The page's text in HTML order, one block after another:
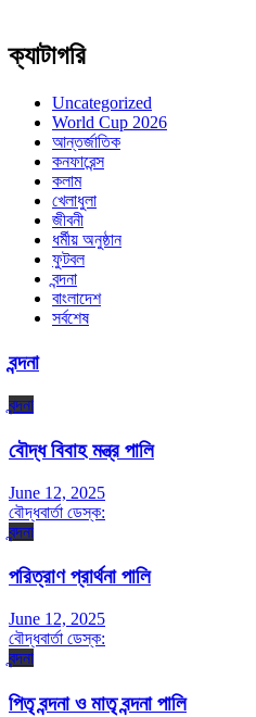
ক্যাটাগরি
Uncategorized
World Cup 2026
আন্তর্জাতিক
কনফারেন্স
কলাম
খেলাধুলা
জীবনী
ধর্মীয় অনুষ্ঠান
ফুটবল
বন্দনা
বাংলাদেশ
সর্বশেষ
বন্দনা
বন্দনা
বৌদ্ধ বিবাহ মন্ত্র পালি
June 12, 2025
বৌদ্ধবার্তা ডেস্ক:
বন্দনা
পরিত্রাণ প্রার্থনা পালি
June 12, 2025
বৌদ্ধবার্তা ডেস্ক:
বন্দনা
পিতৃ বন্দনা ও মাতৃ বন্দনা পালি